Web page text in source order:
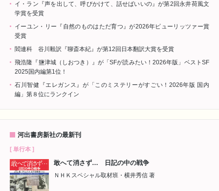
イ・ラン『声を出して、呼びかけて、話せばいいの』が第2回永井荷風文
学賞を受賞
イーユン・リー『自然のものはただ育つ』が2026年ピューリッツァー賞
受賞
閻連科 谷川毅訳『聊斎本紀』が第12回日本翻訳大賞を受賞
飛浩隆『鹽津城（しおつき）』が「SFが読みたい！2026年版」ベストSF
2025国内編第1位！
石川智健『エレガンス』が「このミステリーがすごい！2026年版 国内
編」第８位にランクイン
河出書房新社の最新刊
[ 単行本 ]
敢へて消さず… 日記の中の戦争
ＮＨＫスペシャル取材班・横井秀信 著